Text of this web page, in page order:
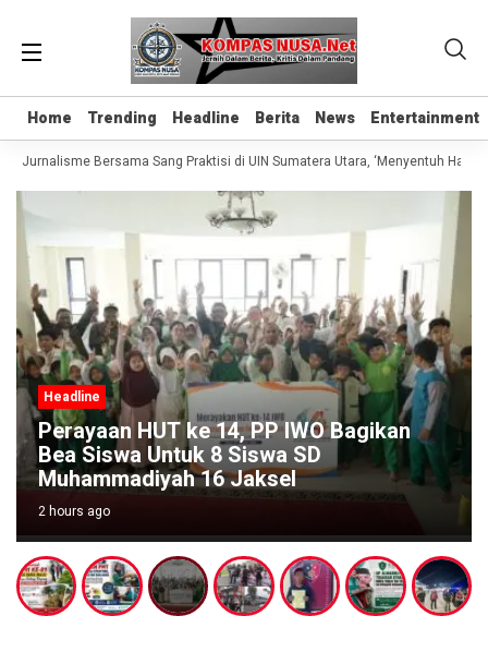
Home Trending Headline Berita News Entertainment
Home Trending Headline Berita News Entertainment
Jurnalisme Bersama Sang Praktisi di UIN Sumatera Utara, ‘Menyentuh Hati
Headline
Perayaan HUT ke 14, PP IWO Bagikan
Bea Siswa Untuk 8 Siswa SD
Muhammadiyah 16 Jaksel
2 hours ago